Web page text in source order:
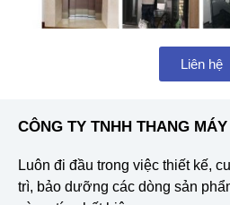
Liên hệ
CÔNG TY TNHH THANG
Luôn đi đầu trong việc thiết kế,
trì, bảo dưỡng các dòng sản